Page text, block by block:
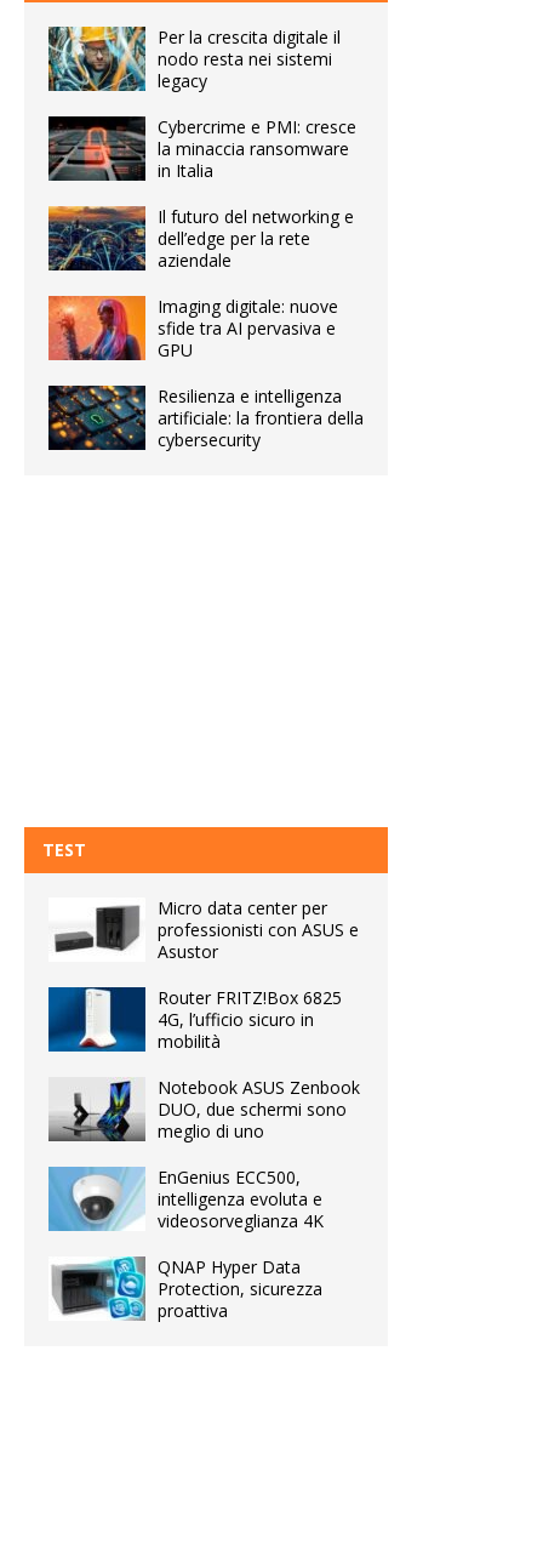
Per la crescita digitale il
nodo resta nei sistemi
legacy
Cybercrime e PMI: cresce
la minaccia ransomware
in Italia
Il futuro del networking e
dell’edge per la rete
aziendale
Imaging digitale: nuove
sfide tra AI pervasiva e
GPU
Resilienza e intelligenza
artificiale: la frontiera della
cybersecurity
TEST
Micro data center per
professionisti con ASUS e
Asustor
Router FRITZ!Box 6825
4G, l’ufficio sicuro in
mobilità
Notebook ASUS Zenbook
DUO, due schermi sono
meglio di uno
EnGenius ECC500,
intelligenza evoluta e
videosorveglianza 4K
QNAP Hyper Data
Protection, sicurezza
proattiva